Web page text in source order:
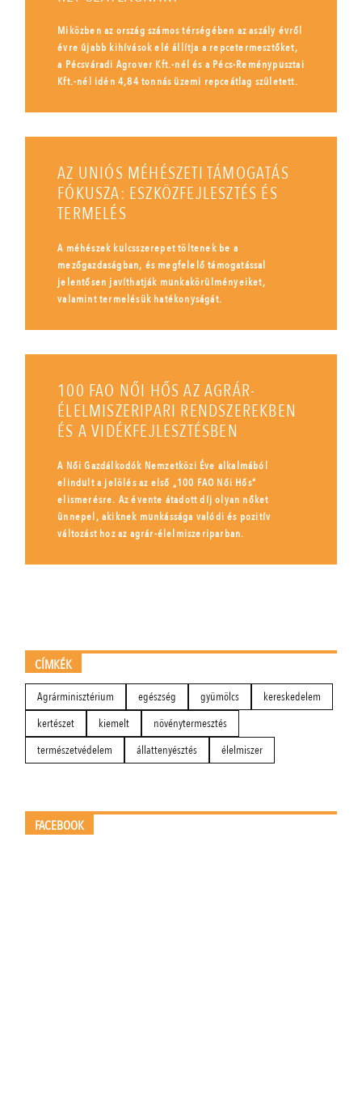
Miközben az ország számos térségében az aszály évről
évre újabb kihívások elé állítja a repcetermesztőket,
a Pécsváradi Agrover Kft.-nél és a Pécs-Reménypusztai
Kft.-nél idén 4,84 tonnás üzemi repceátlag született.
AZ UNIÓS MÉHÉSZETI TÁMOGATÁS
FÓKUSZA: ESZKÖZFEJLESZTÉS ÉS
TERMELÉS
A méhészek kulcsszerepet töltenek be a
mezőgazdaságban, és megfelelő támogatással
jelentősen javíthatják munkakörülményeiket,
valamint termelésük hatékonyságát.
100 FAO NŐI HŐS AZ AGRÁR-
ÉLELMISZERIPARI RENDSZEREKBEN
ÉS A VIDÉKFEJLESZTÉSBEN
A Női Gazdálkodók Nemzetközi Éve alkalmából
elindult a jelölés az első „100 FAO Női Hős”
elismerésre. Az évente átadott díj olyan nőket
ünnepel, akiknek munkássága valódi és pozitív
változást hoz az agrár-élelmiszeriparban.
CÍMKÉK
Agrárminisztérium egészség gyümölcs
kereskedelem
kertészet
kiemelt
növénytermesztés
természetvédelem
állattenyésztés élelmiszer
FACEBOOK